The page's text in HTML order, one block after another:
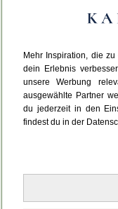
Mehr Inspiration, die
dein Erlebnis
unsere Werbung
ausgewählte Partner
du jederzeit in den
findest du in der